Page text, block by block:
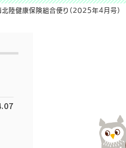
北陸健康保険組合便り（2025年4月号）